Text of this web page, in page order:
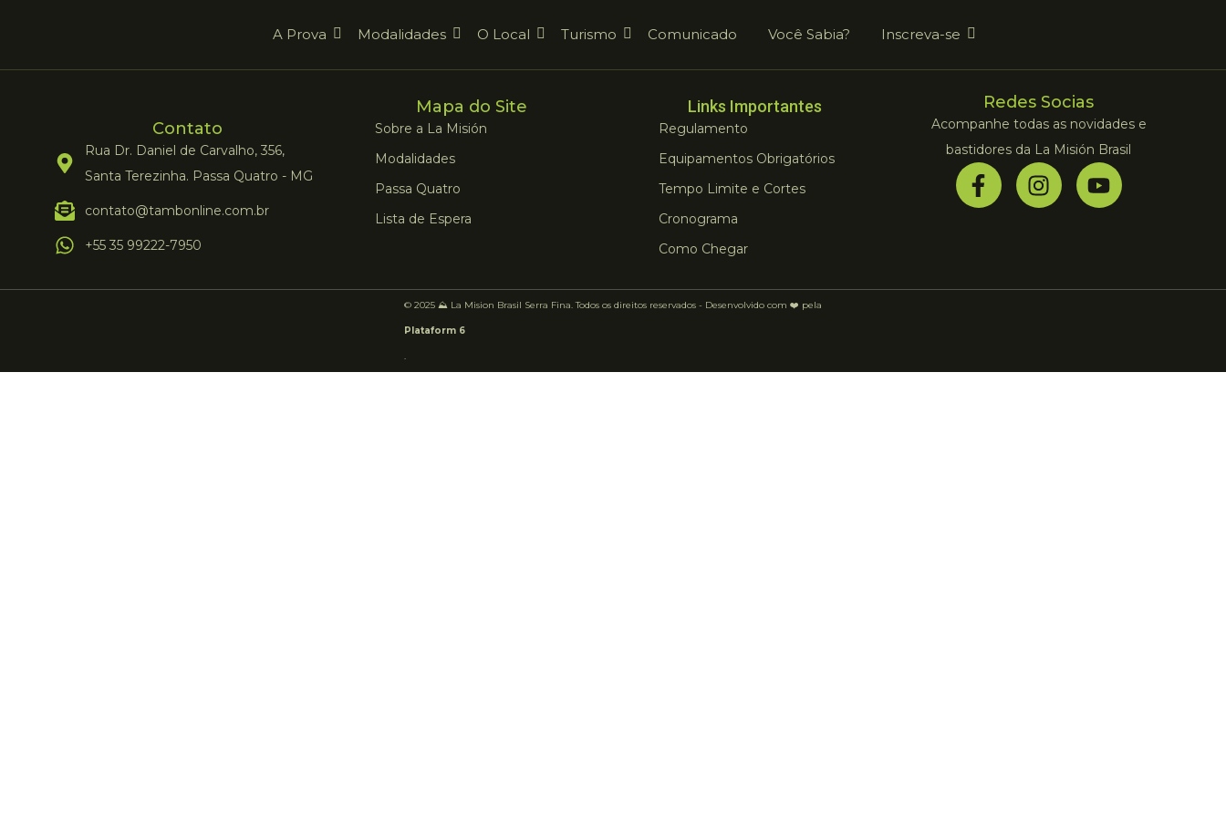
A Prova Modalidades O Local Turismo Comunicado Você Sabia? Inscreva-se
Contato
Rua Dr. Daniel de Carvalho, 356,
Santa Terezinha. Passa Quatro - MG
contato@tambonline.com.br
+55 35 99222-7950
Mapa do Site
Sobre a La Misión
Modalidades
Passa Quatro
Lista de Espera
Links Importantes
Regulamento
Equipamentos Obrigatórios
Tempo Limite e Cortes
Cronograma
Como Chegar
Redes Socias
Acompanhe todas as novidades e
bastidores da La Misión Brasil
© 2025 ⛰️ La Mision Brasil Serra Fina. Todos os direitos reservados - Desenvolvido com ❤️ pela
Plataform 6
.